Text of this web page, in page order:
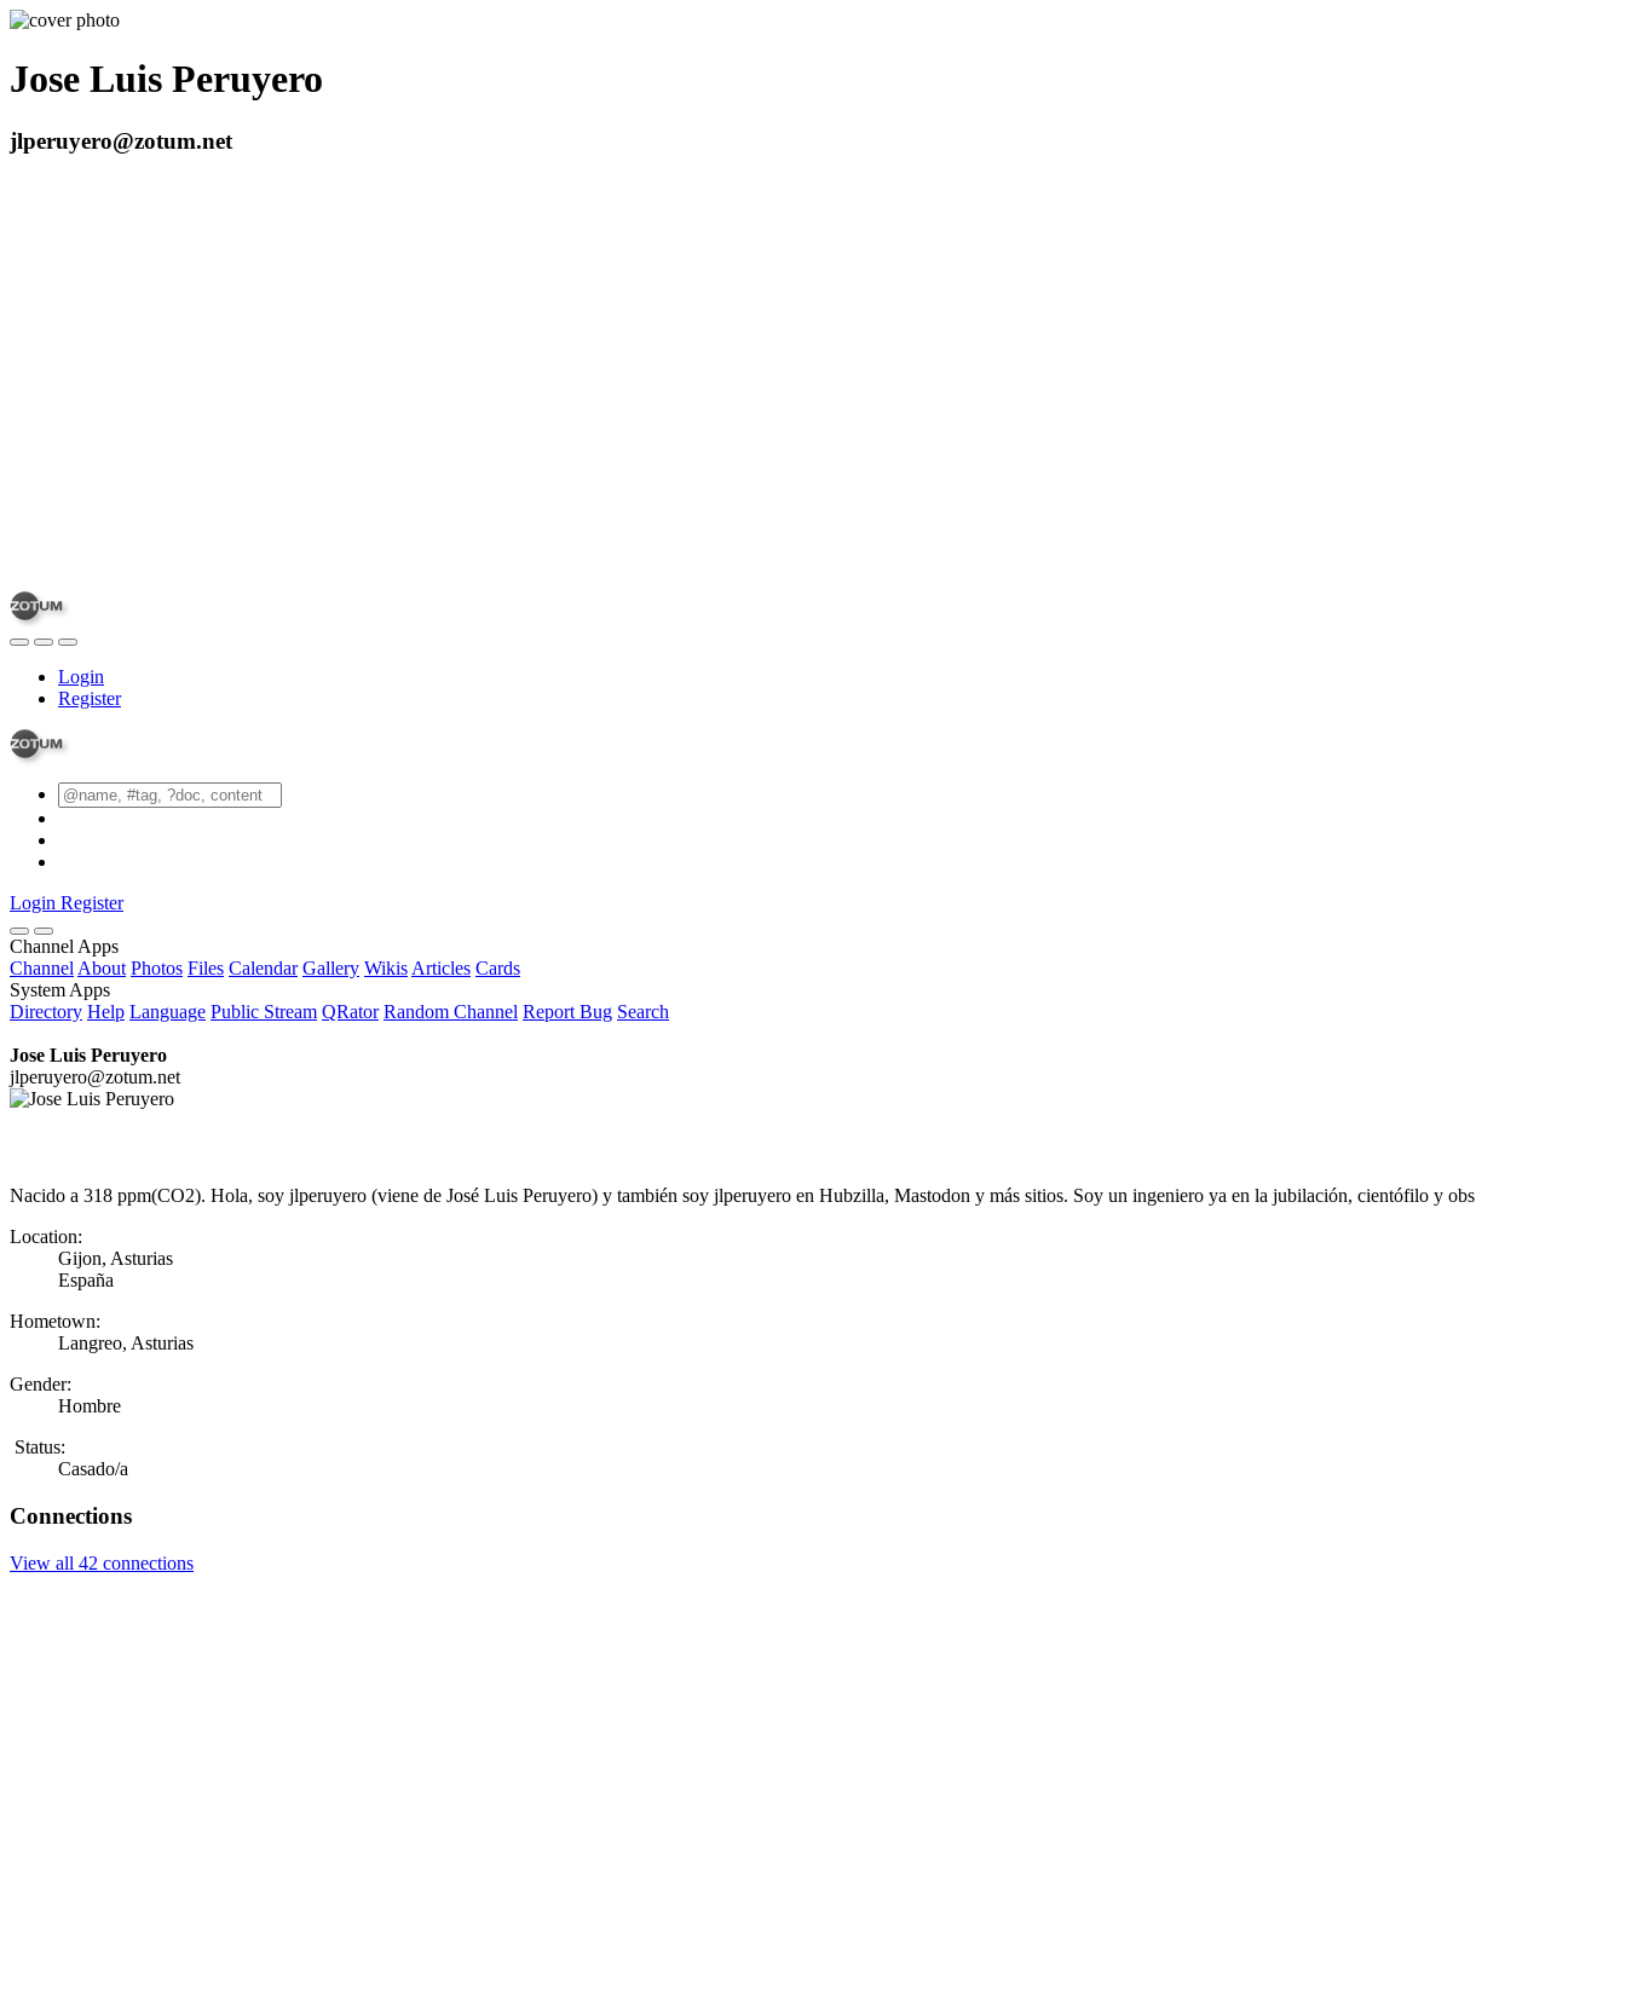
Jose Luis Peruyero
jlperuyero@zotum.net
Login
Register
Login Register
Channel Apps
Channel About Photos Files Calendar Gallery Wikis Articles Cards
System Apps
Directory Help Language Public Stream QRator Random Channel Report Bug Search
Jose Luis Peruyero
jlperuyero@zotum.net
Nacido a 318 ppm(CO2). Hola, soy jlperuyero (viene de José Luis Peruyero) y también soy jlperuyero en Hubzilla, Mastodon y más sitios. Soy un ingeniero ya en la jubilación, cientófilo y obs
Location:
Gijon, Asturias
España
Hometown:
Langreo, Asturias
Gender:
Hombre
Status:
Casado/a
Connections
View all 42 connections